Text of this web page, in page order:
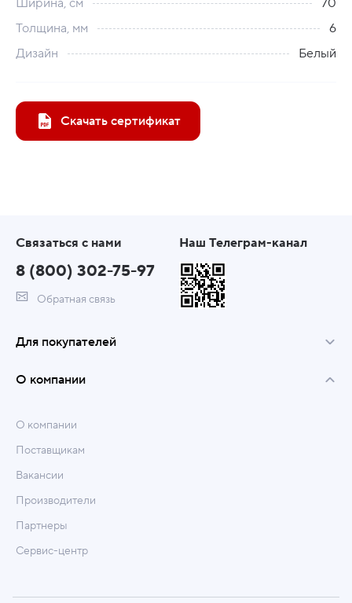
Ширина, см
70
Толщина, мм
6
Дизайн
Белый
Скачать сертификат
Связаться с нами
8 (800) 302-75-97
Обратная связь
Наш Телеграм-канал
Для покупателей
О компании
О компании
Поставщикам
Вакансии
Производители
Партнеры
Сервис-центр